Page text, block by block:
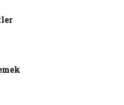
kitle, katliamda
Madımak
kadar bir yürüyüş
semah
basın açıklaması